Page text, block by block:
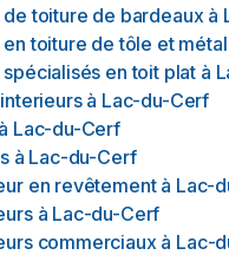
toiture de bardeaux à
toiture de tôle et métal
en toit plat à
à Lac-du-Cerf
à Lac-du-Cerf
à Lac-du-Cerf
en revêtement à Lac-
à Lac-du-Cerf
commerciaux à Lac-